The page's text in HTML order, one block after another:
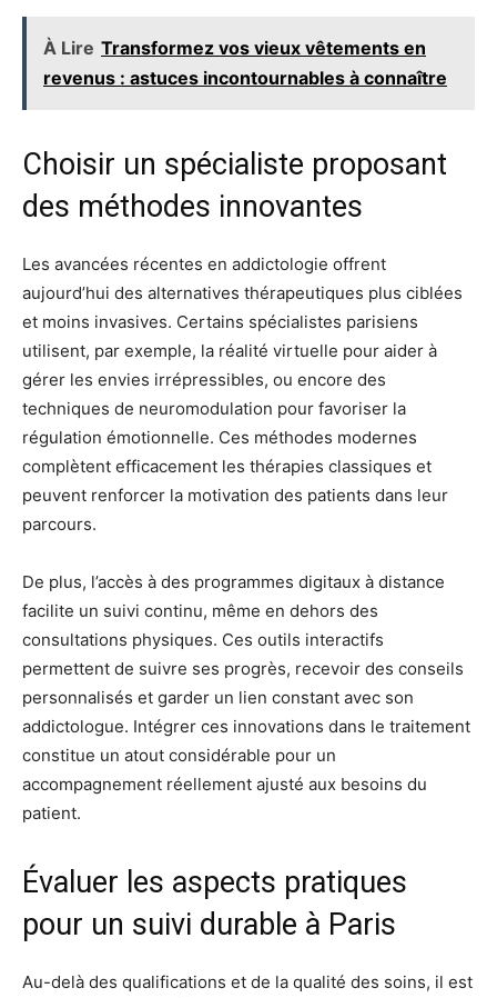
À Lire Transformez vos vieux vêtements en
revenus : astuces incontournables à connaître
Choisir un spécialiste proposant
des méthodes innovantes
Les avancées récentes en addictologie offrent
aujourd’hui des alternatives thérapeutiques plus ciblées
et moins invasives. Certains spécialistes parisiens
utilisent, par exemple, la réalité virtuelle pour aider à
gérer les envies irrépressibles, ou encore des
techniques de neuromodulation pour favoriser la
régulation émotionnelle. Ces méthodes modernes
complètent efficacement les thérapies classiques et
peuvent renforcer la motivation des patients dans leur
parcours.
De plus, l’accès à des programmes digitaux à distance
facilite un suivi continu, même en dehors des
consultations physiques. Ces outils interactifs
permettent de suivre ses progrès, recevoir des conseils
personnalisés et garder un lien constant avec son
addictologue. Intégrer ces innovations dans le traitement
constitue un atout considérable pour un
accompagnement réellement ajusté aux besoins du
patient.
Évaluer les aspects pratiques
pour un suivi durable à Paris
Au-delà des qualifications et de la qualité des soins, il est